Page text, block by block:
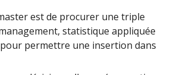
est de procurer une triple
statistique appliquée
permettre une insertion dans